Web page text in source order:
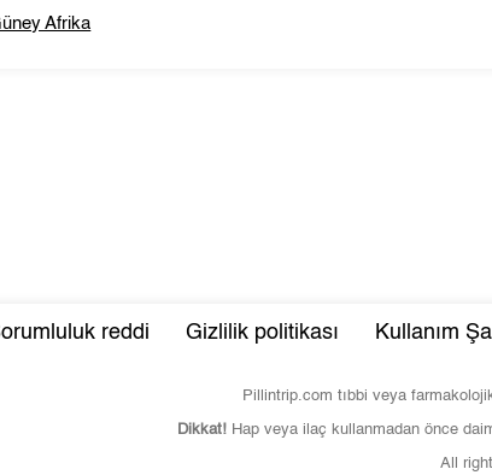
Afrika
reddi Gizlilik politikası Kullanım
Pillintrip.com tıbbi veya
Dikkat! Hap veya ilaç kullanmadan önce
All